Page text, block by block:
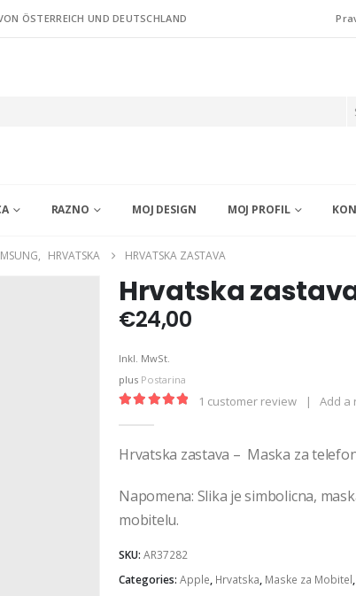
ÖSTERREICH UND DEUTSCHLAND
RAZNO MOJ DESIGN MOJ PROFIL
, HRVATSKA HRVATSKA ZASTAVA
Hrvatska
€24,00
Inkl. MwSt.
plus Postarina
1 customer review | Add a
Hrvatska zastava – Maska za
Napomena: Slika je simbolicna,
mobitelu.
SKU: AR37282
Categories: Apple, Hrvatska, Maske za Mobitel,